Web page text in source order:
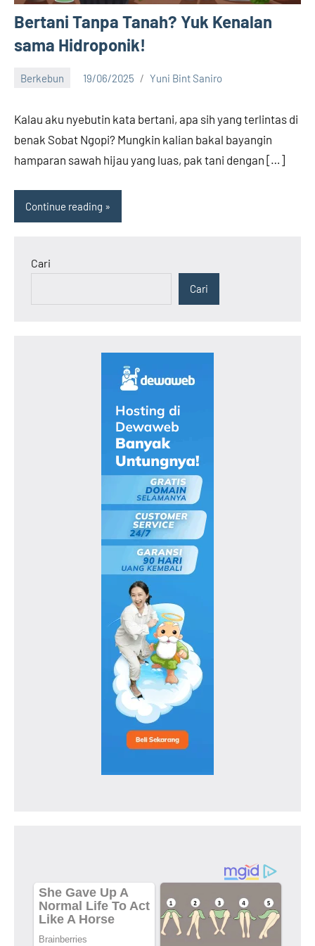
Bertani Tanpa Tanah? Yuk Kenalan
sama Hidroponik!
Berkebun 19/06/2025 Yuni Bint Saniro
Kalau aku nyebutin kata bertani, apa sih yang terlintas di
benak Sobat Ngopi? Mungkin kalian bakal bayangin
hamparan sawah hijau yang luas, pak tani dengan […]
Continue reading
Cari
Cari